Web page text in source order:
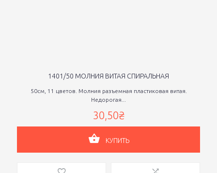
1401/50 МОЛНИЯ ВИТАЯ СПИРАЛЬНАЯ
50см, 11 цветов. Молния разъемная пластиковая витая.
Недорогая...
30,50₴
КУПИТЬ